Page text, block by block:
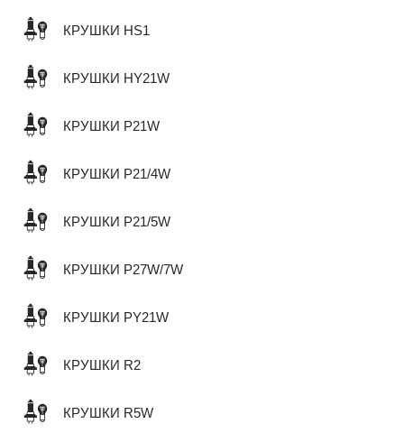
КРУШКИ HS1
КРУШКИ HY21W
КРУШКИ P21W
КРУШКИ P21/4W
КРУШКИ P21/5W
КРУШКИ P27W/7W
КРУШКИ PY21W
КРУШКИ R2
КРУШКИ R5W